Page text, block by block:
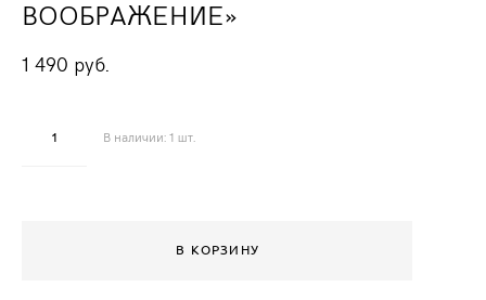
ВООБРАЖЕНИЕ»
1 490 pуб.
В наличии:1 шт.
В КОРЗИНУ